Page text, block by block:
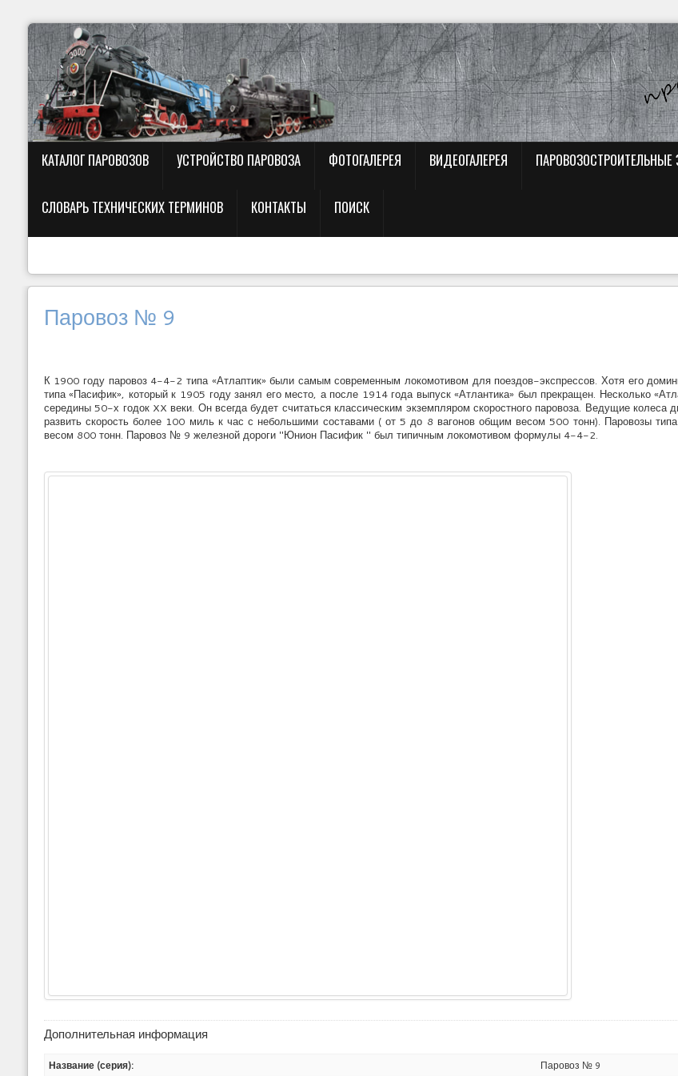
КАТАЛОГ ПАРОВОЗОВ УСТРОЙСТВО ПАРОВОЗА ФОТОГАЛЕРЕЯ ВИДЕОГАЛЕРЕЯ
СЛОВАРЬ ТЕХНИЧЕСКИХ ТЕРМИНОВ КОНТАКТЫ ПОИСК
Паровоз № 9
К 1900 году паровоз 4-4-2 типа «Атлаптик» были самым современным локомотивом для поездов-экспрессов. Хотя его
типа «Пасифик», который к 1905 году занял его место, а после 1914 года выпуск «Атлантика» был прекращен. Несколько
середины 50-х годок XX веки. Он всегда будет считаться классическим экземпляром скоростного паровоза. Ведущие
развить скорость более 100 миль к час с небольшими составами ( от 5 до 8 вагонов общим весом 500 тонн). Паровозы
весом 800 тонн. Паровоз № 9 железной дороги "Юнион Пасифик " был типичным локомотивом формулы 4-4-2.
Дополнительная информация
Название (серия):
Паровоз № 9